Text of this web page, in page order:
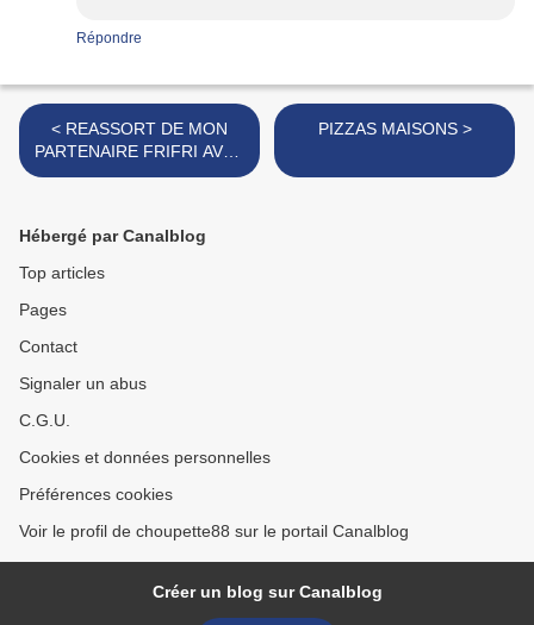
Répondre
< REASSORT DE MON
PARTENAIRE FRIFRI AVEC
LES PLAQUES A
PIZZAS MAISONS >
Hébergé par Canalblog
Top articles
Pages
Contact
Signaler un abus
C.G.U.
Cookies et données personnelles
Préférences cookies
Voir le profil de choupette88 sur le portail Canalblog
Créer un blog sur Canalblog